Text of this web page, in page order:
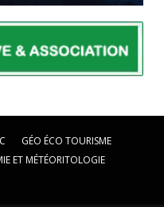
GÉO ÉCO TOURISME
ET MÉTÉORITOLOGIE